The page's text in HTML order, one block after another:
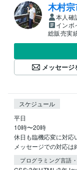
木村
本人確
インボ
総販売実
メッセージ
スケジュール
平日
10時〜20時
休日も臨機応変に対応
プログラミング言語